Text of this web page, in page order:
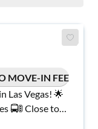
MOVE-IN FEE
Las Vegas! 🌟
🚍🚦 Close to
to I-15 &